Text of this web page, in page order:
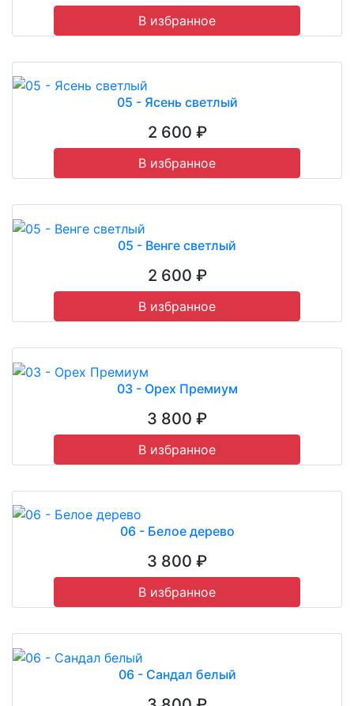
В избранное
05 - Ясень светлый
2 600 ₽
В избранное
05 - Венге светлый
2 600 ₽
В избранное
03 - Орех Премиум
3 800 ₽
В избранное
06 - Белое дерево
3 800 ₽
В избранное
06 - Сандал белый